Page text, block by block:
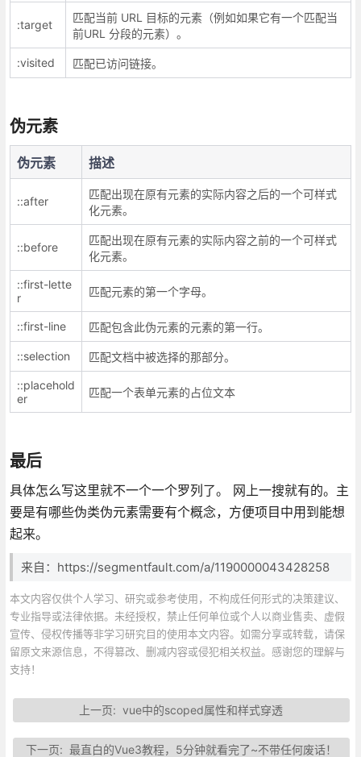
:target
匹配当前 URL 目标的元素（例如如果它有一个匹配当
前URL 分段的元素）。
:visited 匹配已访问链接。
伪元素
伪元素 描述
::after
匹配出现在原有元素的实际内容之后的一个可样式
化元素。
::before
匹配出现在原有元素的实际内容之前的一个可样式
化元素。
::first-lette
r
匹配元素的第一个字母。
::first-line 匹配包含此伪元素的元素的第一行。
::selection 匹配文档中被选择的那部分。
::placehold
er
匹配一个表单元素的占位文本
最后
具体怎么写这里就不一个一个罗列了。 网上一搜就有的。主
要是有哪些伪类伪元素需要有个概念，方便项目中用到能想
起来。
来自：https://segmentfault.com/a/1190000043428258
本文内容仅供个人学习、研究或参考使用，不构成任何形式的决策建议、
专业指导或法律依据。未经授权，禁止任何单位或个人以商业售卖、虚假
宣传、侵权传播等非学习研究目的使用本文内容。如需分享或转载，请保
留原文来源信息，不得篡改、删减内容或侵犯相关权益。感谢您的理解与
支持！
上一页:vue中的scoped属性和样式穿透
下一页: 最直白的Vue3教程，5分钟就看完了~不带任何废话！